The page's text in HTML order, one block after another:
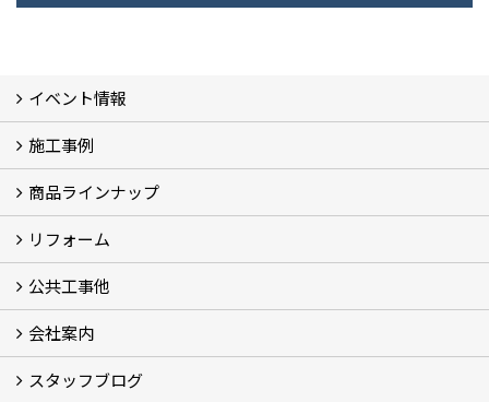
イベント情報
イベント予告
過去のイベント
施工事例
フォトギャラリー
モデルハウス (7)
現場レポート
完工事例
お客様の声
商品ラインナップ
商品ラインアップ一覧
FAVO（フェイボ）【自由設計】
Lodina（ロディナ）【規格住宅】
全館空調システム
リフォーム
コンセプト (2)
選ばれる理由
施工実例（フォトギャラリー）
公共工事他
建築工事 実績
土木工事 実績
一般建築(別荘)
公共工事部スタッフ紹介
会社案内
社長挨拶
会社概要
採用情報
アクセス
スタッフ紹介
スタッフブログ
資格取得一覧
プライバシーポリシー
地域貢献 (3)
スタッフブログ